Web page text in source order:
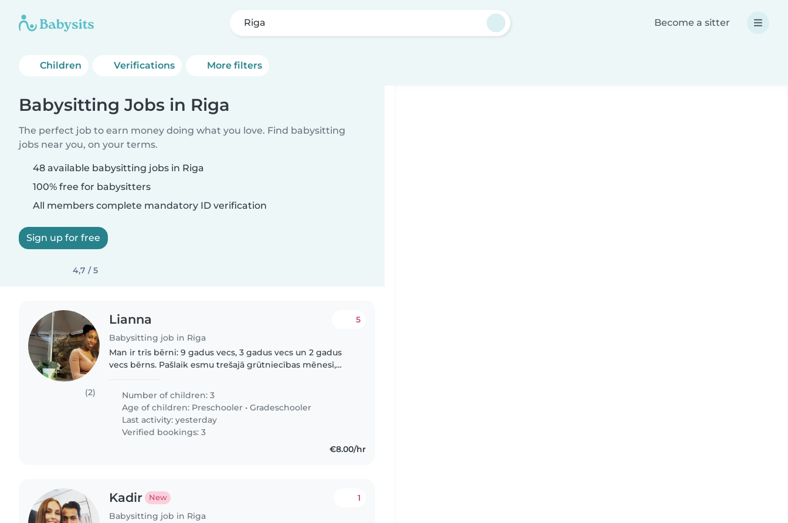
Riga Become a sitter
Children Verifications More filters
Babysitting Jobs in Riga
The perfect job to earn money doing what you love. Find babysitting
jobs near you, on your terms.
48 available babysitting jobs in Riga
100% free for babysitters
All members complete mandatory ID verification
Sign up for free
4,7 / 5
(2)
Lianna
Babysitting job in Riga
5
Man ir trīs bērni: 9 gadus vecs, 3 gadus vecs un 2 gadus
vecs bērns. Pašlaik esmu trešajā grūtniecības mēnesī,
interesē:..
Number of children: 3
Age of children: Preschooler •Gradeschooler
Last activity: yesterday
Verified bookings: 3
€8.00/hr
Kadir New
Babysitting job in Riga
1